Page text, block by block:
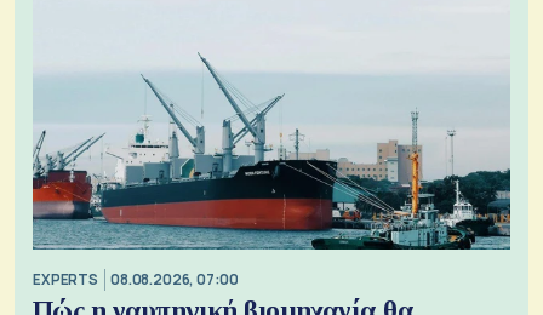
EXPERTS 08.08.2026, 07:00